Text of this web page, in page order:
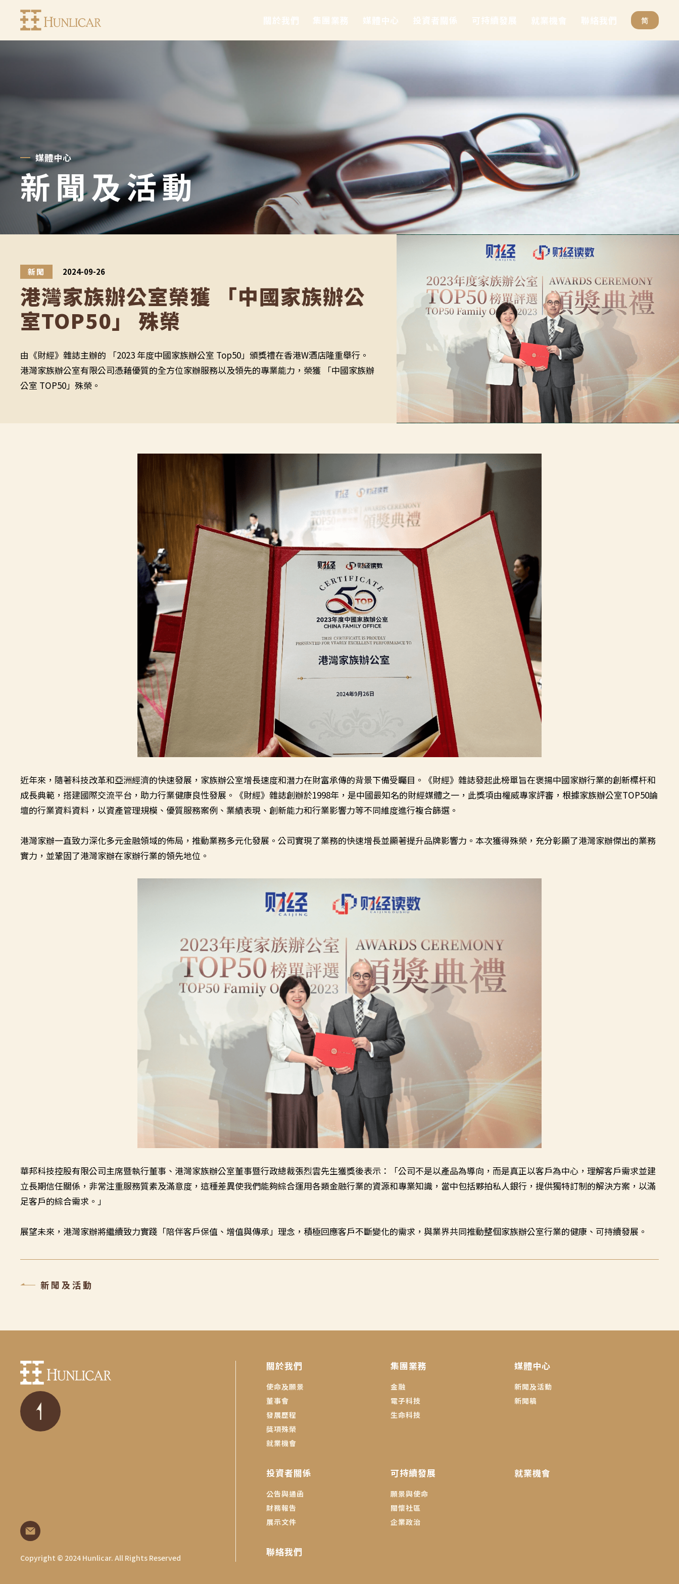
亨
利
加
團
有
限
公
司
關於我們 集團業務 媒體中心 投資者關係 可持續發展 就業機會 聯絡我們 简
媒體中心
新聞及活動
新聞 2024-09-26
港灣家族辦公室榮獲 「中國家族辦公
室TOP50」 殊榮
由《財經》雜誌主辦的 「2023 年度中國家族辦公室 Top50」頒獎禮在香港W酒店隆重舉行。
港灣家族辦公室有限公司憑藉優質的全方位家辦服務以及領先的專業能力，榮獲 「中國家族辦
公室 TOP50」殊榮。
近年來，隨著科技改革和亞洲經濟的快速發展，家族辦公室增長速度和潛力在財富承傳的背景下備受矚目。《財經》雜誌發起此榜單旨在褒揚中國家辦行業的創新標杆和
成長典範，搭建國際交流平台，助力行業健康良性發展。《財經》雜誌創辦於1998年，是中國最知名的財經媒體之一，此獎項由權威專家評審，根據家族辦公室TOP50論
壇的行業資料資料，以資產管理規模、優質服務案例、業績表現、創新能力和行業影響力等不同維度進行複合篩選。
港灣家辦一直致力深化多元金融領域的佈局，推動業務多元化發展。公司實現了業務的快速增長並顯著提升品牌影響力。本次獲得殊榮，充分彰顯了港灣家辦傑出的業務
實力，並鞏固了港灣家辦在家辦行業的領先地位。
華邦科技控股有限公司主席暨執行董事、港灣家族辦公室董事暨行政總裁張烈雲先生獲獎後表示：「公司不是以產品為導向，而是真正以客戶為中心，理解客戶需求並建
立長期信任關係，非常注重服務質素及滿意度，這種差異使我們能夠綜合運用各類金融行業的資源和專業知識，當中包括夥拍私人銀行，提供獨特訂制的解決方案，以滿
足客戶的綜合需求。」
展望未來，港灣家辦將繼續致力實踐「陪伴客戶保值、增值與傳承」理念，積極回應客戶不斷變化的需求，與業界共同推動整個家族辦公室行業的健康、可持續發展。
新聞及活動
關於我們
使命及願景
董事會
發展歷程
獎項殊榮
就業機會
集團業務
金融
電子科技
生命科技
媒體中心
新聞及活動
新聞稿
投資者關係
公告與通函
財務報告
展示文件
可持續發展
願景與使命
關懷社區
企業政治
就業機會
聯絡我們
Copyright © 2024 Hunlicar. All Rights Reserved